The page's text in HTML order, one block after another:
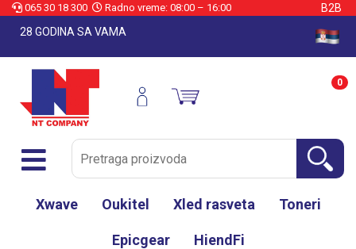
065 30 18 300 Radno vreme: 08:00 – 16:00
B2B
28 GODINA SA VAMA
Xwave Oukitel Xled rasveta Toneri
Epicgear HiendFi
0